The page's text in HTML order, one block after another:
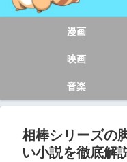
漫画
映画
音楽
相棒シリーズの
い小説を徹底解